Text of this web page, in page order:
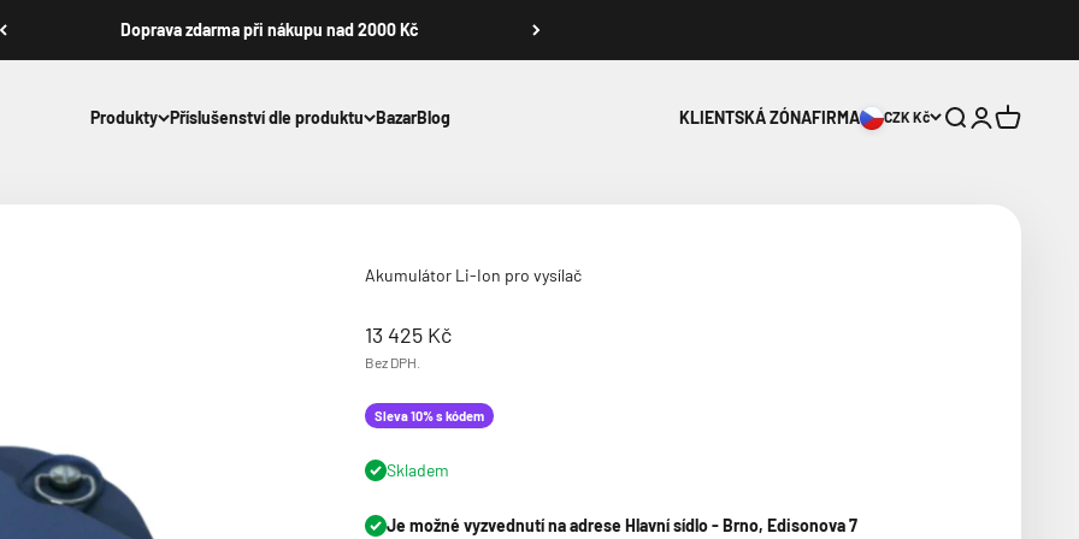
Doprava zdarma při nákupu nad 2000 Kč
Produkty Příslušenství dle produktu BazarBlog
KLIENTSKÁ ZÓNAFIRMA CZK Kč HledatPřihlášení
Košík
Akumulátor Li-Ion pro vysílač
Prodejní cena
13 425 Kč
Bez DPH.
Sleva 10% s kódem
Skladem
Je možné vyzvednutí na adrese Hlavní sídlo - Brno, Edisonova 7